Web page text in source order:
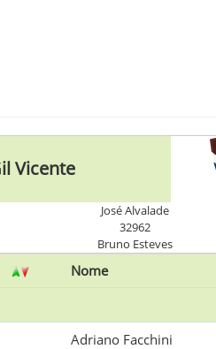
Vicente
José Alvalade
32962
Bruno Esteves
Nome
Adriano Facchini